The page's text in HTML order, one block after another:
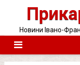
Новини Івано-